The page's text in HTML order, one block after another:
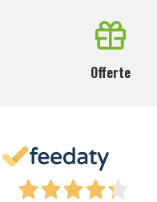
Offerte